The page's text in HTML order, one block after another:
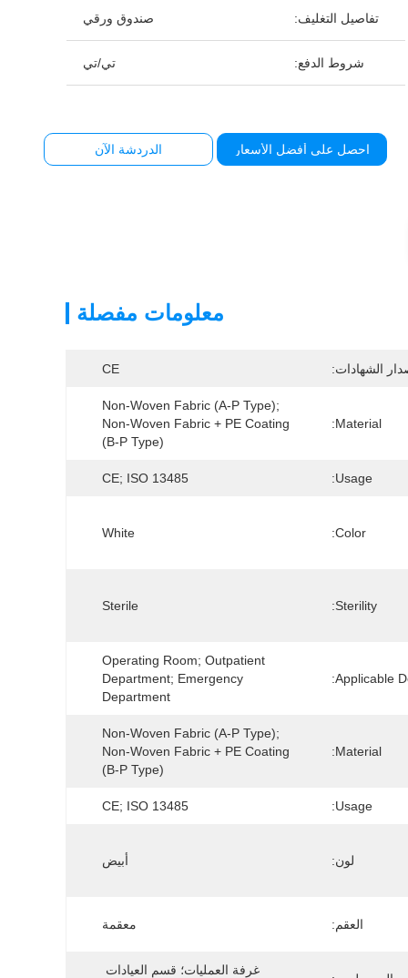
تفاصيل التغليف: صندوق ورقي
شروط الدفع: تي/تي
احصل على أفضل الأسعار الدردشة الآن
معلومات مفصلة
الشهادات: CE
Material:
Non-Woven Fabric (A-P Type);
Non-Woven Fabric + PE Coating
(B-P Type)
Usage:
CE; ISO 13485
Color:
White
Sterility:
Sterile
Applicable
Operating Room; Outpatient
Department; Emergency
Department
Material:
Non-Woven Fabric (A-P Type);
Non-Woven Fabric + PE Coating
(B-P Type)
Usage:
CE; ISO 13485
لون: أبيض
العقم: معقمة